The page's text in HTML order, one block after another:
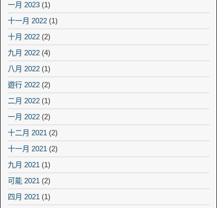
一月 2023 (1)
十一月 2022 (1)
十月 2022 (2)
九月 2022 (4)
八月 2022 (1)
遊行 2022 (2)
二月 2022 (1)
一月 2022 (2)
十二月 2021 (2)
十一月 2021 (2)
九月 2021 (1)
可能 2021 (2)
四月 2021 (1)